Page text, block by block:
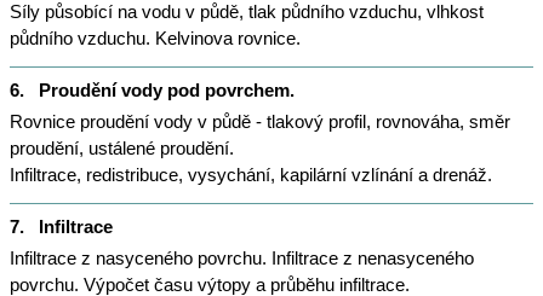
Síly působící na vodu v půdě, tlak půdního vzduchu, vlhkost
půdního vzduchu. Kelvinova rovnice.
6.
Proudění vody pod povrchem.
Rovnice proudění vody v půdě - tlakový profil, rovnováha, směr
proudění, ustálené proudění.
Infiltrace, redistribuce, vysychání, kapilární vzlínání a drenáž.
7.
Infiltrace
Infiltrace z nasyceného povrchu. Infiltrace z nenasyceného
povrchu. Výpočet času výtopy a průběhu infiltrace.